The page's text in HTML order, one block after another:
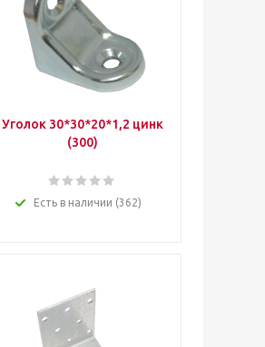
Уголок 30*30*20*1,2 цинк
(300)
Есть в наличии (362)